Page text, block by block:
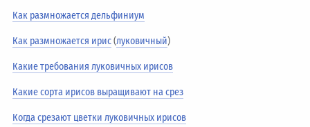
Как размножается дельфиниум
Как размножается ирис(луковичный)
Какие требования луковичных ирисов
Какие сорта ирисов выращивают на срез
Когда срезают цветки луковичных ирисов